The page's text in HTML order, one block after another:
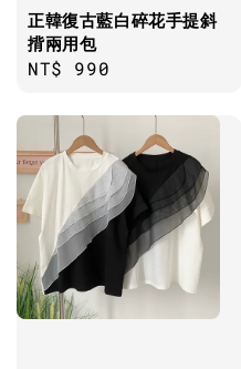
正韓復古藍白碎花手提斜
揹兩用包
Regular
NT$ 990